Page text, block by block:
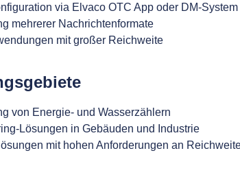
via Elvaco OTC App oder DM-System
mehrerer Nachrichtenformate
mit großer Reichweite
von Energie- und Wasserzählern
Lösungen in Gebäuden und Industrie
mit hohen Anforderungen an